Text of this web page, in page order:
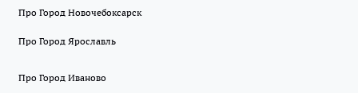
Про Город Новочебоксарск
Про Город Ярославль
Про Город Иваново